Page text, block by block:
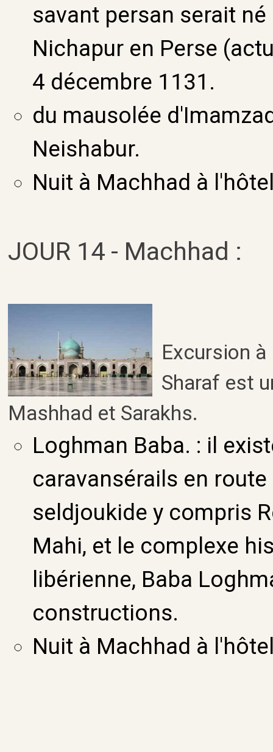
savant persan serait
Nichapur en Perse
4 décembre 1131.
du mausolée
Neishabur.
Nuit à Machhad à
JOUR 14 - Machhad :
Excursion
Sharaf est
Mashhad et Sarakhs.
Loghman Baba. : il
caravansérails en
seldjoukide y compris
Mahi, et le complexe
libérienne, Baba
constructions.
Nuit à Machhad à